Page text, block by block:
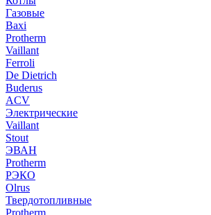
Газовые
Baxi
Protherm
Vaillant
Ferroli
De Dietrich
Buderus
ACV
Электрические
Vaillant
Stout
ЭВАН
Protherm
РЭКО
Olrus
Твердотопливные
Protherm